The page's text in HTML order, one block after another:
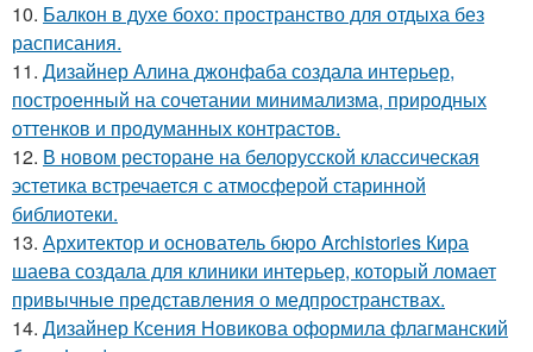
10. Балкон в духе бохо: пространство для отдыха без
расписания.
11. Дизайнер Алина джонфаба создала интерьер,
построенный на сочетании минимализма, природных
оттенков и продуманных контрастов.
12. В новом ресторане на белорусской классическая
эстетика встречается с атмосферой старинной
библиотеки.
13. Архитектор и основатель бюро Archistories Кира
шаева создала для клиники интерьер, который ломает
привычные представления о медпространствах.
14. Дизайнер Ксения Новикова оформила флагманский